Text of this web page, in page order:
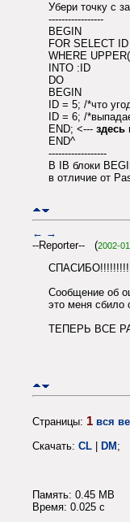
Убери точку с
-----------------
BEGIN
FOR SELECT
WHERE
INTO :ID
DO
BEGIN
ID = 5; /*что
ID = 6; /
END; <--- здесь
END^
------------------
В IB блоки
в отличие от
← →
--Reporter-- (2002-
Сообщение об
это меня сбило
ТЕПЕРЬ ВСЕ
Страницы: 1 вся
Скачать: CL | DM;
Память: 0.45 MB
Время: 0.025 c